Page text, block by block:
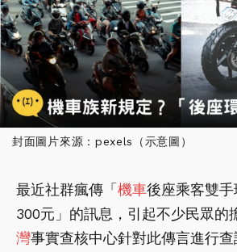
封面圖片來源：pexels（示意圖）
最近社群瘋傳「 機車後座乘客雙
300元」的訊息，引起不少民眾的
灣事實查核中心針對此傳言進行